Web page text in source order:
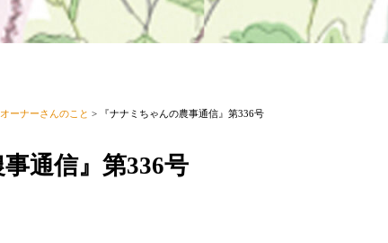
オーナーさんのこと > 『ナナミちゃんの農事通信』第336号
通信』第336号